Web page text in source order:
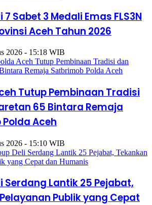
7 Sabet 3 Medali Emas FLS3N
Aceh Tahun 2026
2026 - 15:18 WIB
Tutup Pembinaan Tradisi
65 Bintara Remaja
Aceh
2026 - 15:10 WIB
Serdang Lantik 25 Pejabat,
Publik yang Cepat